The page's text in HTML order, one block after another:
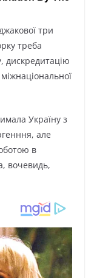
три
треба
дискредитацію
Україну з
але
в
вочевидь,